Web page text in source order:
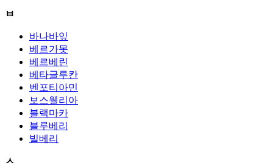
ㅂ
바나바잎
베르가못
베르베린
베타글루칸
벤포티아민
보스웰리아
블랙마카
블루베리
빌베리
ㅅ